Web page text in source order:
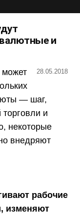
и
28.05.2018
может
— шаг,
и
некоторые
внедряют
рабочие
изменяют